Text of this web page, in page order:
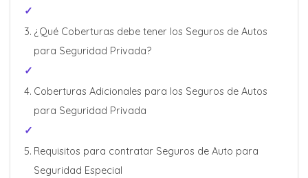
¿Qué Coberturas debe tener los Seguros de Autos
para Seguridad Privada?
Coberturas Adicionales para los Seguros de Autos
para Seguridad Privada
Requisitos para contratar Seguros de Auto para
Seguridad Especial